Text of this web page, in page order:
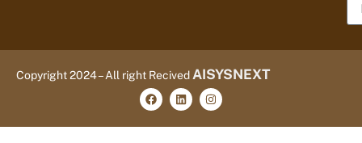
Copyright 2024 – All right RecivedAISYSNEXT